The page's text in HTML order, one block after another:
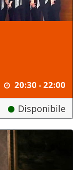
20:30 - 22:00
Disponibile